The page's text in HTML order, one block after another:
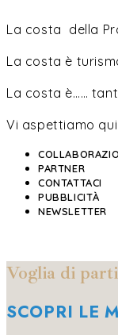
La costa della
La costa è
La costa è……
Vi aspettiamo qui
PARTNER
CONTATTACI
PUBBLICITÀ
NEWSLETTER
Voglia di
SCOPRI LE